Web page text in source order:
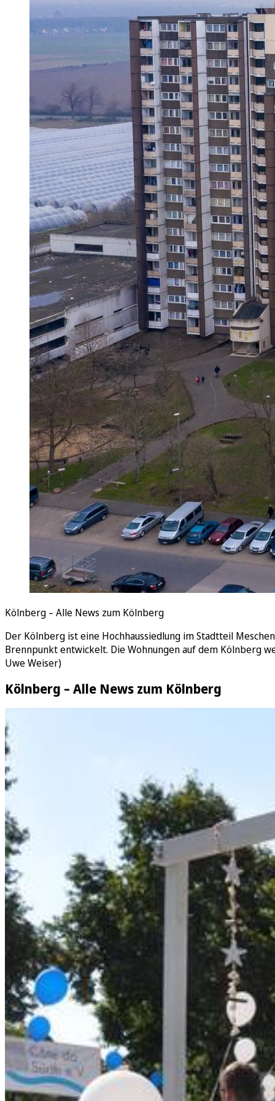
Kölnberg – Alle News zum Kölnberg
Der Kölnberg ist eine Hochhaussiedlung im Stadtteil
Brennpunkt entwickelt. Die Wohnungen auf dem Kölnberg
Uwe Weiser)
Kölnberg – Alle News zum Kölnberg